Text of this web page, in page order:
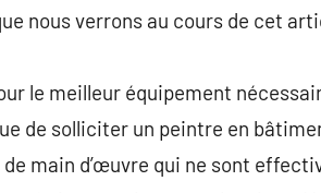
nous verrons au cours de cet
le meilleur équipement
de solliciter un peintre en
main d’œuvre qui ne sont